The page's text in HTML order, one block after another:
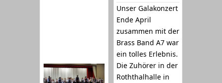
Unser Galakonzert
Ende April
zusammen mit der
Brass Band A7 war
ein tolles Erlebnis.
Die Zuhörer in der
Roththalhalle in